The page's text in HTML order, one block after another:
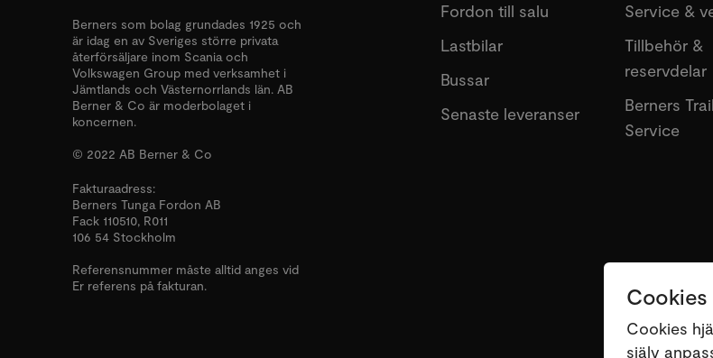
Cookies
Cookies
själv
Berners som bolag grundades 1925 och
är idag en av Sveriges större privata
återförsäljare inom Scania och
Volkswagen Group med verksamhet i
Jämtlands och Västernorrlands län. AB
Berner & Co är moderbolaget i
koncernen.
© 2022 AB Berner & Co
Fakturaadress:
Berners Tunga Fordon AB
Fack 110510, R011
106 54 Stockholm
Referensnummer måste alltid anges vid
Er referens på fakturan.
Fordon till salu
Lastbilar
Bussar
Senaste leveranser
Service &
Tillbehör &
reservdelar
Berners
Service